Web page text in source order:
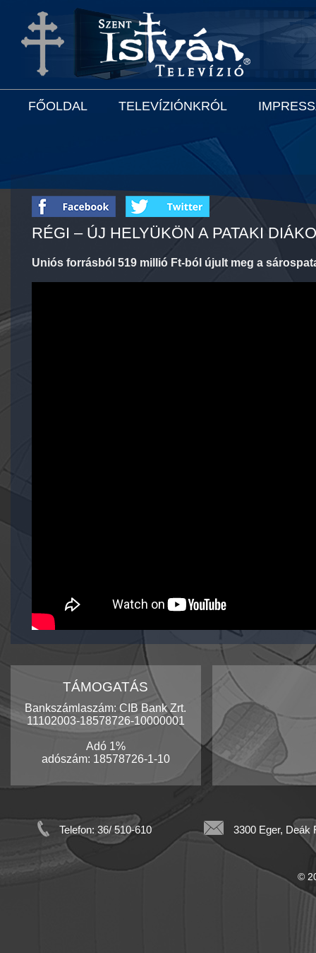
FŐOLDAL TELEVÍZIÓNKRÓL
RÉGI – ÚJ HELYÜKÖN A PATAKI
Uniós forrásból 519 millió Ft-ból újult meg a
TÁMOGATÁS
Bankszámlaszám: CIB Bank Zrt.
11102003-18578726-10000001
Adó 1%
adószám: 18578726-1-10
Telefon: 36/ 510-610 3300 Eger, Deák
©